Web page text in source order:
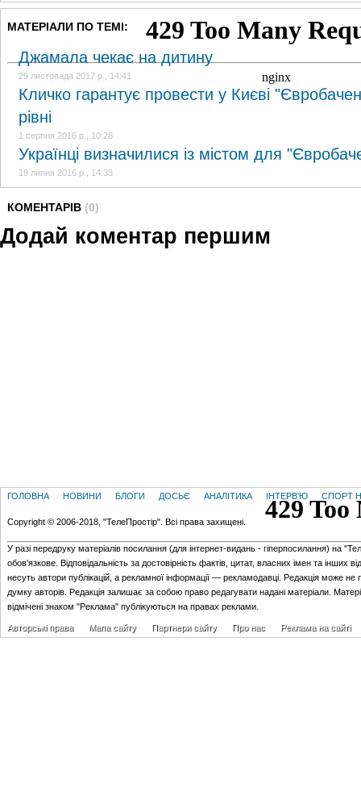
МАТЕРІАЛИ ПО ТЕМІ:
Джамала чекає на дитину
29 листопада 2017 р., 14:41
Кличко гарантує провести у Києві
рівні
1 серпня 2016 р., 10:28
Українці визначилися із містом для
19 липня 2016 р., 14:33
КОМЕНТАРІВ (0)
Додай коментар першим
ГОЛОВНА НОВИНИ БЛОГИ ДОСЬЄ АНАЛІТИКА ІНТЕРВ'Ю СПОРТ
Copyright © 2006-2018, "ТелеПростір". Всі права захищені.
У разі передруку матеріалів посилання (для iнтернет-видань - гiперпосилання) на
обов'язкове. Відповідальність за достовірність фактів, цитат, власних імен та інших
несуть автори публікацій, а рекламної інформації — рекламодавці. Редакція може не
думку авторів. Редакція залишає за собою право редагувати надані матеріали.
відмічені знаком "Реклама" публікуються на правах реклами.
Авторські права Мапа сайту Партнери сайту Про нас Реклама на сайті